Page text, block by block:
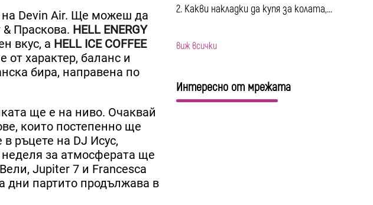
на Devin Air. Ще можеш да
Праскова. HELL ENERGY
вкус, а HELL ICE COFFEE
характер, баланс и
бира, направена по
ще е на ниво. Очаквай
които постепенно ще
ръцете на DJ Исус,
неделя за атмосферата ще
Jupiter 7 и Francesca
дни партито продължава в
2. Какви накладки да купя за колата,...
виж всички
Интересно от мрежата